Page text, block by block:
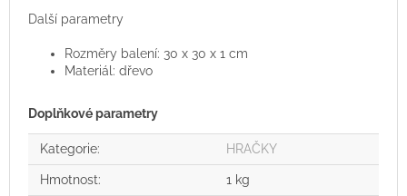
Další parametry
Rozměry balení: 30 x 30 x 1 cm
Materiál: dřevo
Doplňkové parametry
Kategorie: HRAČKY
Hmotnost: 1 kg